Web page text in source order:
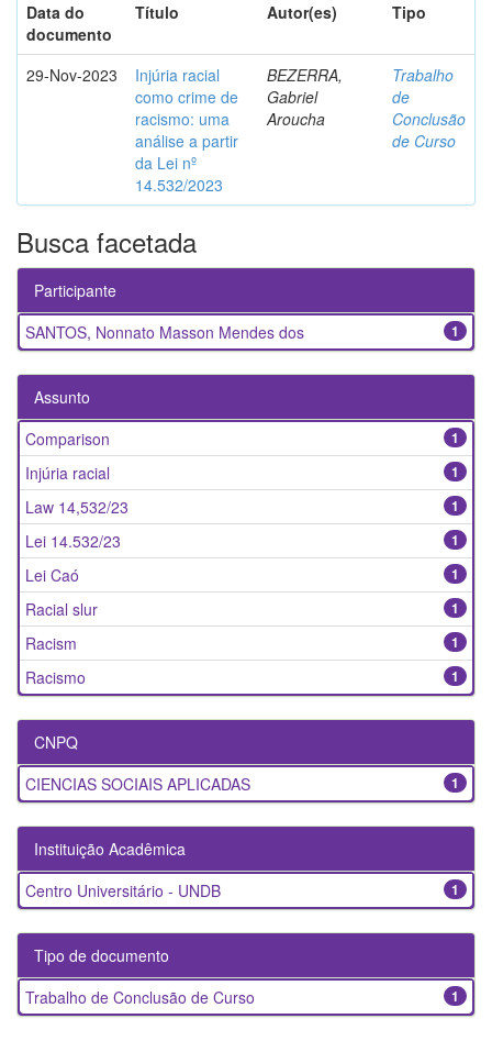
Data do
documento
Título Autor(es) Tipo
29-Nov-2023
Injúria racial
como crime de
racismo: uma
análise a partir
da Lei nº
14.532/2023
BEZERRA,
Gabriel
Aroucha
Trabalho
de
Conclusão
de Curso
Busca facetada
Participante
1
SANTOS, Nonnato Masson Mendes dos
Assunto
1
Comparison
1
Injúria racial
1
Law 14,532/23
1
Lei 14.532/23
1
Lei Caó
1
Racial slur
1
Racism
1
Racismo
CNPQ
1
CIENCIAS SOCIAIS APLICADAS
Instituição Acadêmica
1
Centro Universitário - UNDB
Tipo de documento
1
Trabalho de Conclusão de Curso